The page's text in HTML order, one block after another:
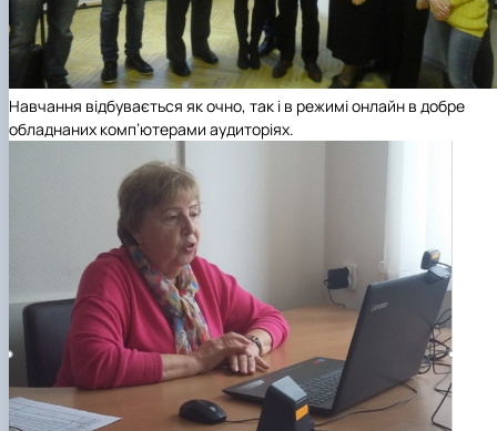
Навчання відбувається як очно, так і в режимі онлайн в добре
обладнаних комп’ютерами аудиторіях.